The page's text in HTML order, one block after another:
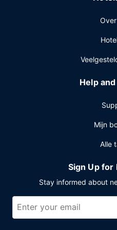
waaronder een
Help
Mijn
Alle
Sign Up
Stay informed about